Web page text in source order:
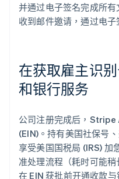
并通过电子签名完成所
收到邮件邀请，通过电子
在获取雇主识
和银行服务
公司注册完成后，
(EIN)。持有美国社保号
享受美国国税局 (IRS) 加
准处理流程（耗时可能
在 EIN 获批前开通收款